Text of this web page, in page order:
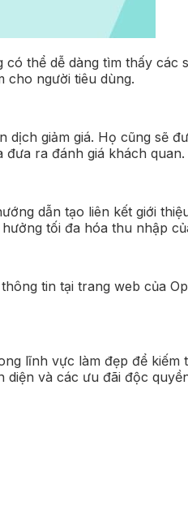
thể dễ dàng tìm thấy các
cho người tiêu dùng.
giảm giá. Họ cũng sẽ
ra đánh giá khách quan.
dẫn tạo liên kết giới
tối đa hóa thu nhập
tin tại trang web của
lĩnh vực làm đẹp để kiếm
và các ưu đãi độc